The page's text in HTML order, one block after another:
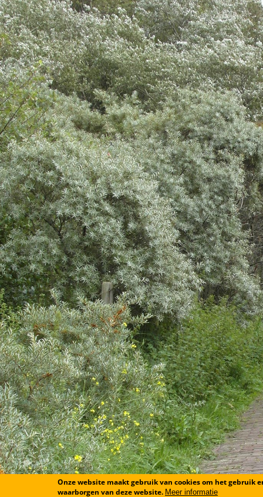
Onze website maakt gebruik van cookies om het gebruik
waarborgen van deze website. Meer informatie